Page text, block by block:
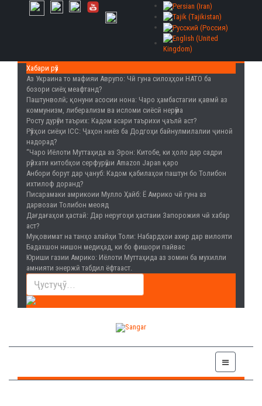
Хабари рӯз
Аз Украина то мафияи Аврупо: Чӣ гуна силоҳҳои НАТО ба
бозори сиёҳ меафтанд?
Паштунволӣ; қонуни асосии нона: Чаро ҳамбастагии қавмӣ аз
коммунизм, либерализм ва исломи сиёсӣ нерӯма
Росту дурӯғи таърих: Кадом асари таърихи ҷаълӣ аст?
Рӯзҳои сиёҳи ICC: Ҷаҳон ниёз ба Додгоҳи байнулмилалии ҷиноӣ
надорад?
“Чаро Иёлоти Муттаҳида аз Эрон: Китобе, ки ҳоло дар садри
рӯйхати китобҳои серфурӯши Amazon Japan қаро
Анбори борут дар ҷануб: Кадом қабилаҳои паштун бо Толибон
ихтилоф доранд?
Писарамаки амрикоии Мулло Ҳайб: Ё Амрико чӣ гуна аз
дарвозаи Толибон меояд
Дағдағаҳои ҳастаӣ: Дар неругоҳи ҳастаии Запорожия чӣ хабар
аст?
Муқовимат на танҳо алайҳи Толи: Набардҳои ахир дар вилояти
Бадахшон нишон медиҳад, ки бо фишори пайвас
Юриши газии Амрико: Иёлоти Муттаҳида аз зомин ба мухилли
амнияти энержӣ табдил ёфтааст.